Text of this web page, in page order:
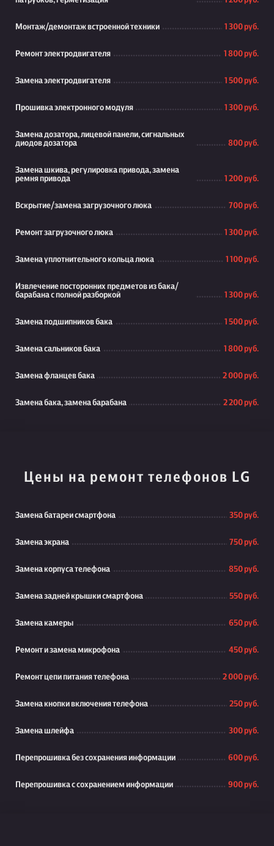
Монтаж/демонтаж встроенной техники 1 300 руб.
Ремонт электродвигателя 1 800 руб.
Замена электродвигателя 1 500 руб.
Прошивка электронного модуля 1 300 руб.
Замена дозатора, лицевой панели, сигнальных
диодов дозатора
800 руб.
Замена шкива, регулировка привода, замена
ремня привода
1 200 руб.
Вскрытие/замена загрузочного люка 700 руб.
Ремонт загрузочного люка 1 300 руб.
Замена уплотнительного кольца люка 1 100 руб.
Извлечение посторонних предметов из бака/
барабана с полной разборкой
1 300 руб.
Замена подшипников бака 1 500 руб.
Замена сальников бака 1 800 руб.
Замена фланцев бака 2 000 руб.
Замена бака, замена барабана 2 200 руб.
Цены на ремонт телефонов LG
Замена батареи смартфона 350 руб.
Замена экрана 750 руб.
Замена корпуса телефона 850 руб.
Замена задней крышки смартфона 550 руб.
Замена камеры 650 руб.
Ремонт и замена микрофона 450 руб.
Ремонт цепи питания телефона 2 000 руб.
Замена кнопки включения телефона 250 руб.
Замена шлейфа 300 руб.
Перепрошивка без сохранения информации 600 руб.
Перепрошивка с сохранением информации 900 руб.